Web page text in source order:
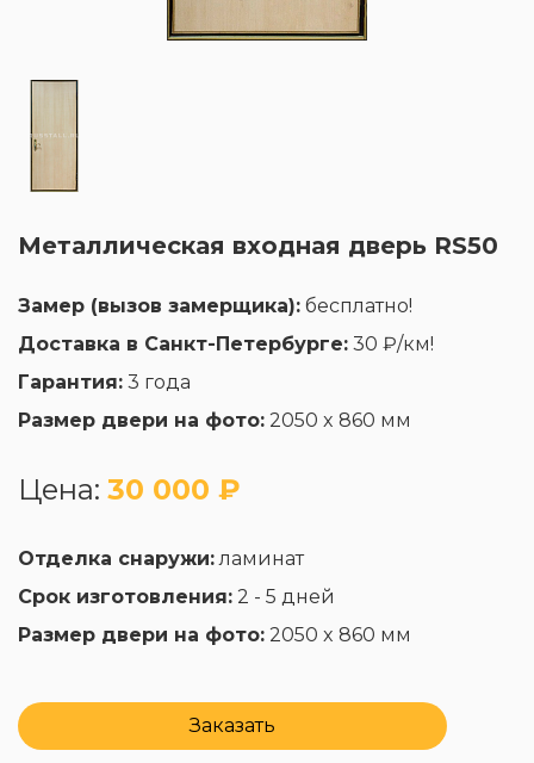
Металлическая входная дверь RS50
Замер (вызов замерщика): бесплатно!
Доставка в Санкт-Петербурге: 30 ₽/км!
Гарантия: 3 года
Размер двери на фото: 2050 x 860 мм
Цена: 30 000 ₽
Отделка снаружи:ламинат
Срок изготовления: 2 - 5 дней
Размер двери на фото: 2050 x 860 мм
Заказать